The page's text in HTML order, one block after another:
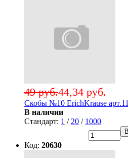
44,34 руб.
49 руб.
Скобы №10 ErichKrause
В наличии
Стандарт: 1 / 20 / 1000
Код: 20630